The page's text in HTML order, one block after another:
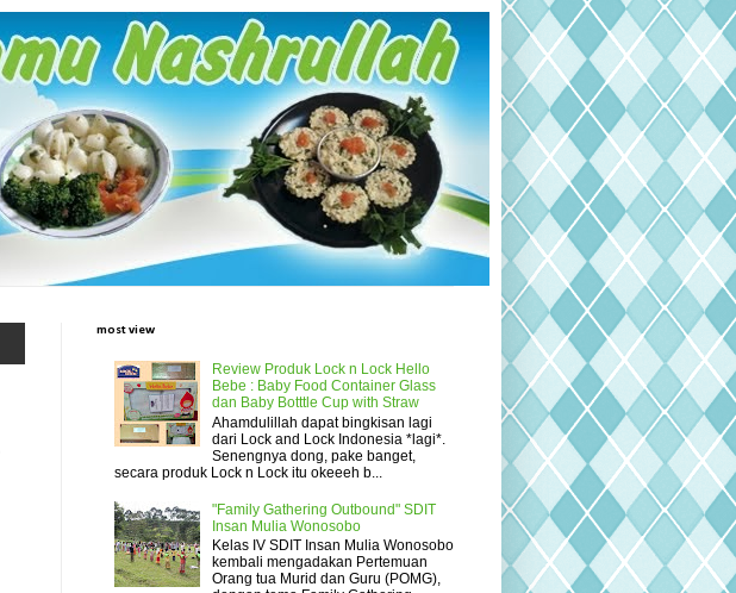
most view
Review Produk Lock n Lock Hello
Bebe : Baby Food Container Glass
dan Baby Botttle Cup with Straw
Ahamdulillah dapat bingkisan lagi
dari Lock and Lock Indonesia *lagi*.
Senengnya dong, pake banget,
secara produk Lock n Lock itu okeeeh b...
"Family Gathering Outbound" SDIT
Insan Mulia Wonosobo
Kelas IV SDIT Insan Mulia Wonosobo
kembali mengadakan Pertemuan
Orang tua Murid dan Guru (POMG),